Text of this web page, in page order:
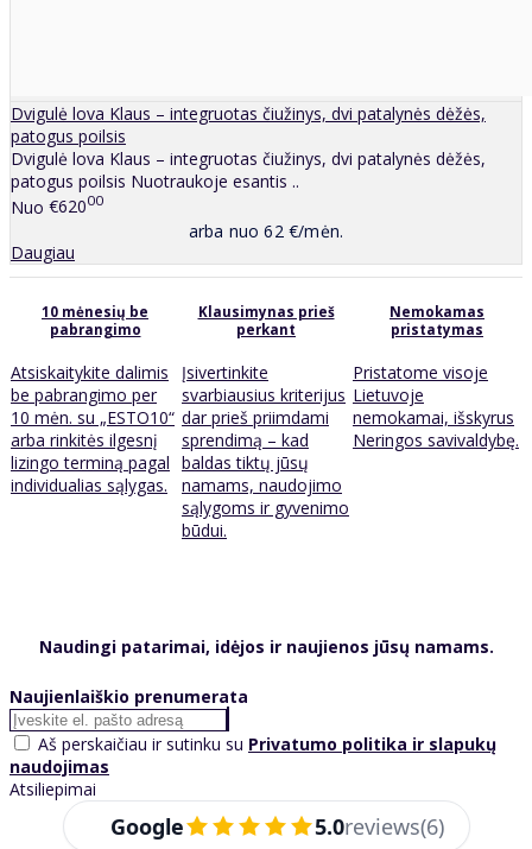
Dvigulė lova Klaus – integruotas čiužinys, dvi patalynės dėžės,
patogus poilsis
Dvigulė lova Klaus – integruotas čiužinys, dvi patalynės dėžės,
patogus poilsis Nuotraukoje esantis ..
Nuo €62000
arba nuo 62 €/mėn.
Daugiau
10 mėnesių be
pabrangimo
Atsiskaitykite dalimis
be pabrangimo per
10 mėn. su „ESTO10“
arba rinkitės ilgesnį
lizingo terminą pagal
individualias sąlygas.
Klausimynas prieš
perkant
Įsivertinkite
svarbiausius kriterijus
dar prieš priimdami
sprendimą – kad
baldas tiktų jūsų
namams, naudojimo
sąlygoms ir gyvenimo
būdui.
Nemokamas
pristatymas
Pristatome visoje
Lietuvoje
nemokamai, išskyrus
Neringos savivaldybę.
Naudingi patarimai, idėjos ir naujienos jūsų namams.
Naujienlaiškio prenumerata
Aš perskaičiau ir sutinku su Privatumo politika ir slapukų
naudojimas
Atsiliepimai
Google 5.0reviews(6)